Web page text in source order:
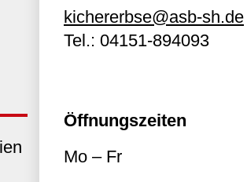
kichererbse@asb-sh.de
Tel.: 04151-894093
Öffnungszeiten
Mo – Fr